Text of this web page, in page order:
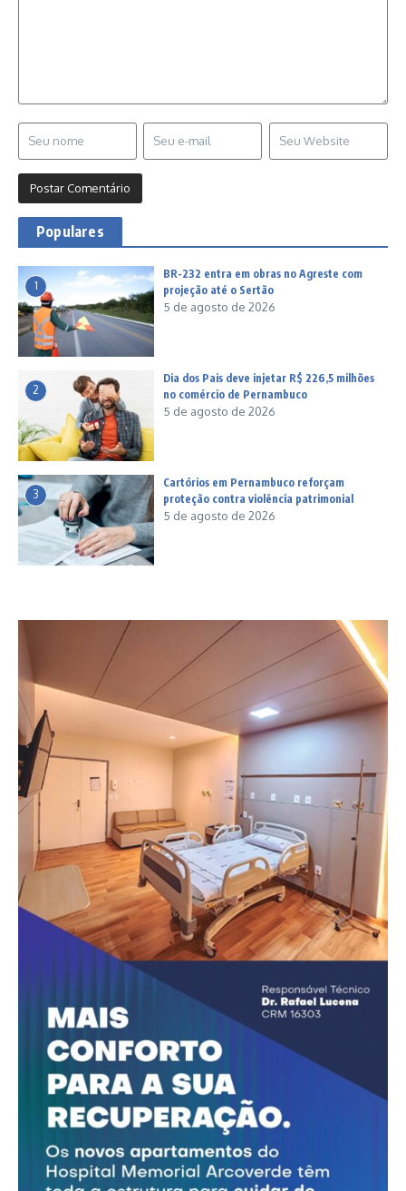
Populares
1
BR-232 entra em obras no Agreste com
projeção até o Sertão
5 de agosto de 2026
2
Dia dos Pais deve injetar R$ 226,5 milhões
no comércio de Pernambuco
5 de agosto de 2026
3
Cartórios em Pernambuco reforçam
proteção contra violência patrimonial
5 de agosto de 2026